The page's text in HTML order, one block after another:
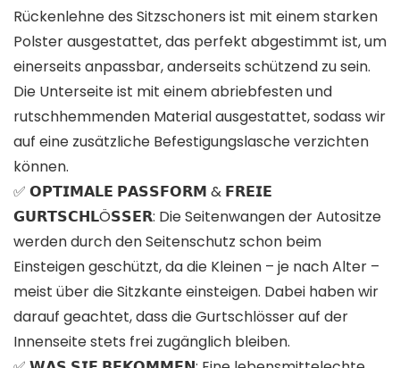
Rückenlehne des Sitzschoners ist mit einem starken
Polster ausgestattet, das perfekt abgestimmt ist, um
einerseits anpassbar, anderseits schützend zu sein.
Die Unterseite ist mit einem abriebfesten und
rutschhemmenden Material ausgestattet, sodass wir
auf eine zusätzliche Befestigungslasche verzichten
können.
✅ 𝗢𝗣𝗧𝗜𝗠𝗔𝗟𝗘 𝗣𝗔𝗦𝗦𝗙𝗢𝗥𝗠 & 𝗙𝗥𝗘𝗜𝗘
𝗚𝗨𝗥𝗧𝗦𝗖𝗛𝗟Ö𝗦𝗦𝗘𝗥: Die Seitenwangen der Autositze
werden durch den Seitenschutz schon beim
Einsteigen geschützt, da die Kleinen – je nach Alter –
meist über die Sitzkante einsteigen. Dabei haben wir
darauf geachtet, dass die Gurtschlösser auf der
Innenseite stets frei zugänglich bleiben.